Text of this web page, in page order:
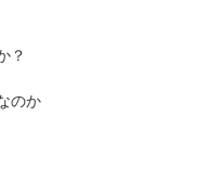
？
のか